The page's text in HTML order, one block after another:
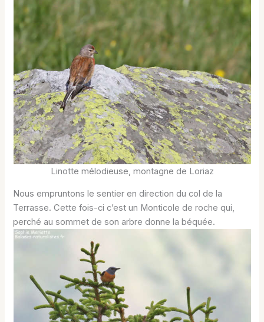
Linotte mélodieuse, montagne de Loriaz
Nous empruntons le sentier en direction du col de la
Terrasse. Cette fois-ci c’est un Monticole de roche qui,
perché au sommet de son arbre donne la béquée.